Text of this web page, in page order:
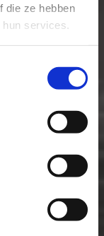
die ze hebben
services.